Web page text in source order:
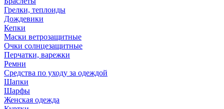
Грелки, теплоиды
Дождевики
Кепки
Маски ветрозащитные
Очки солнцезащитные
Перчатки, варежки
Ремни
Средства по уходу за одеждой
Шапки
Шарфы
Женская одежда